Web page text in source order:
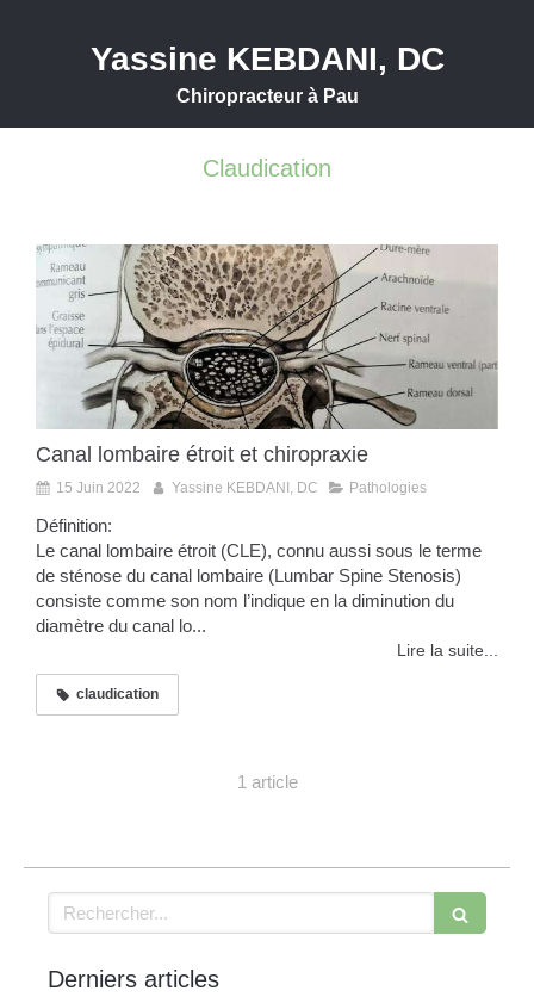
Yassine KEBDANI, DC
Chiropracteur à Pau
Claudication
Canal lombaire étroit et chiropraxie
15 Juin 2022 Yassine KEBDANI, DC Pathologies
Définition:
Le canal lombaire étroit (CLE), connu aussi sous le terme
de sténose du canal lombaire (Lumbar Spine Stenosis)
consiste comme son nom l’indique en la diminution du
diamètre du canal lo...
Lire la suite...
claudication
1 article
Rechercher
Derniers articles